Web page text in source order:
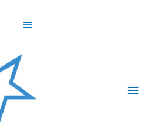
Above
Main